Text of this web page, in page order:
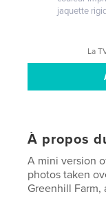
jaquette
La
À propos
A mini version
photos taken
Greenhill Farm,